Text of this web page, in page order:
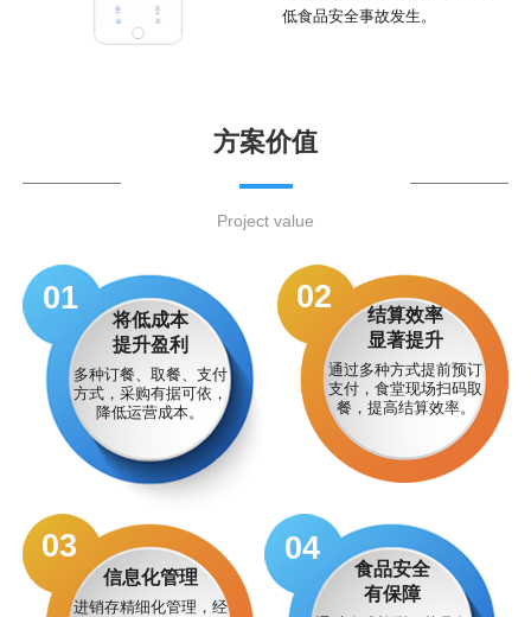
低食品安全事故发生。
方案价值
Project value
01
将低成本
提升盈利
多种订餐、取餐、支付
方式，采购有据可依，
降低运营成本。
02
结算效率
显著提升
通过多种方式提前预订
支付，食堂现场扫码取
餐，提高结算效率。
03
信息化管理
进销存精细化管理，经
04
食品安全
有保障